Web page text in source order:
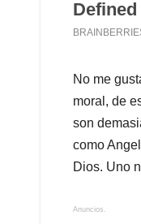
No me
moral, de
son
como
Dios. Uno
Anuncios.